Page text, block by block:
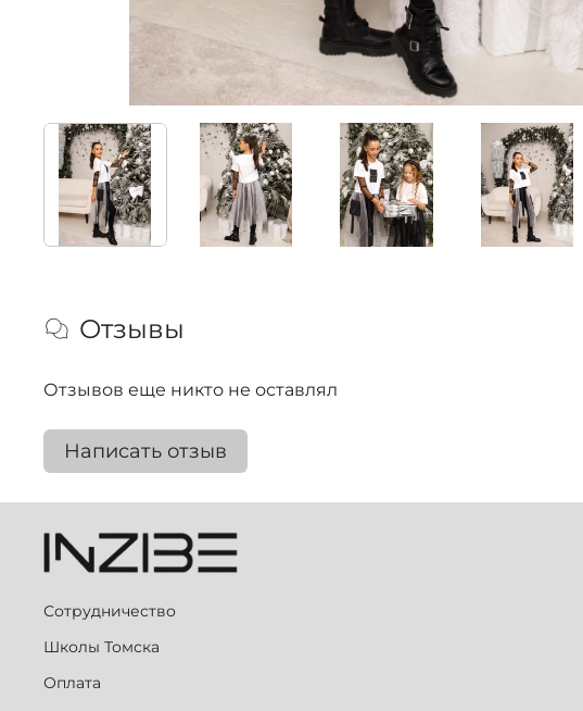
Отзывы
Отзывов еще никто не оставлял
Написать отзыв
Сотрудничество
Школы Томска
Оплата